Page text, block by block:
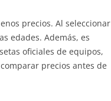
precios. Al seleccionar
edades. Además, es
oficiales de equipos,
precios antes de